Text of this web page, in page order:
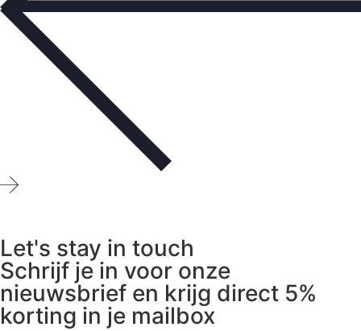
Let's stay in touch
Schrijf je in voor onze
nieuwsbrief en krijg direct 5%
korting in je mailbox